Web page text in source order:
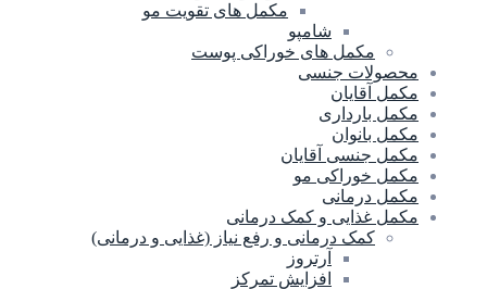
مکمل های تقویت مو
شامپو
مکمل های خوراکی پوست
محصولات جنسی
مکمل آقایان
مکمل بارداری
مکمل بانوان
مکمل جنسی آقایان
مکمل خوراکی مو
مکمل درمانی
مکمل غذایی و کمک درمانی
کمک درمانی و رفع نیاز (غذایی و درمانی)
آرتروز
افزایش تمرکز